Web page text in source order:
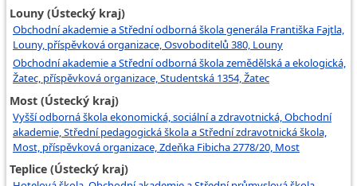
Louny (Ústecký kraj)
Obchodní akademie a Střední odborná škola generála Františka Fajtla,
Louny, příspěvková organizace, Osvoboditelů 380, Louny
Obchodní akademie a Střední odborná škola zemědělská a ekologická,
Žatec, příspěvková organizace, Studentská 1354, Žatec
Most (Ústecký kraj)
Vyšší odborná škola ekonomická, sociální a zdravotnická, Obchodní
akademie, Střední pedagogická škola a Střední zdravotnická škola,
Most, příspěvková organizace, Zdeňka Fibicha 2778/20, Most
Teplice (Ústecký kraj)